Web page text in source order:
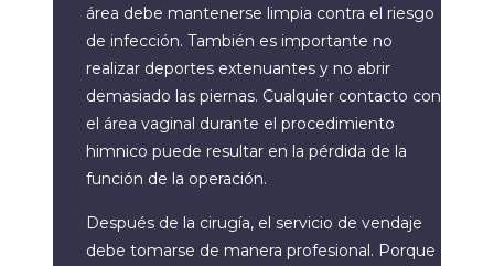
área debe mantenerse limpia contra el riesgo
de infección. También es importante no
realizar deportes extenuantes y no abrir
demasiado las piernas. Cualquier contacto con
el área vaginal durante el procedimiento
himnico puede resultar en la pérdida de la
función de la operación.
Después de la cirugía, el servicio de vendaje
debe tomarse de manera profesional. Porque